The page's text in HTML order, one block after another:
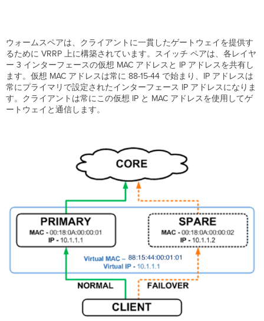
ウォームスペアは、クライアントに一貫したゲートウェイを提供す
るために VRRP 上に構築されています。スイッチ ペアは、各レイヤ
ー 3 インターフェースの仮想 MAC アドレスと IP アドレスを共有し
ます。仮想 MAC アドレスは常に 88-15-44 で始まり、IP アドレスは
常にプライマリで設定されたインターフェース IP アドレスになりま
す。クライアントは常にこの仮想 IP と MAC アドレスを使用してゲ
ートウェイと通信します。